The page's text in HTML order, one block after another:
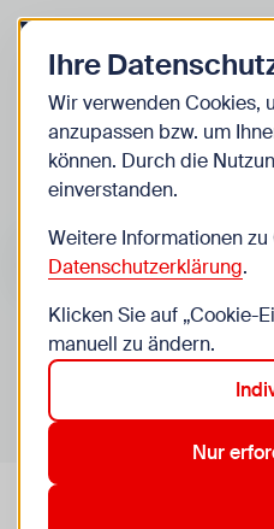
Zurück zur Startseite
Kinder
Suche im Bereich “Kinder”
Suchen
Veranstaltungen in
Aktive Filter:
14. Penzing 20. Brigittenau
Ihre
Wir verwenden Cookies,
anzupassen bzw. um
können. Durch die
einverstanden.
Weitere Informationen
Datenschutzerklärung.
Klicken Sie auf „Cookie-
manuell zu ändern.
Nur